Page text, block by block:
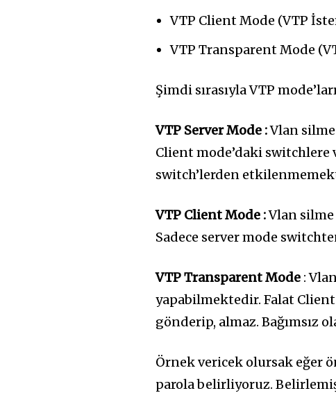
VTP Client Mode (VTP
VTP Transparent Mode
Şimdi sırasıyla VTP
VTP Server Mode :Vlan
Client mode’daki
switch’lerden
VTP Client Mode :Vlan
Sadece server mode
VTP Transparent Mode :
yapabilmektedir. Falat
gönderip, almaz. Bağımsız
Örnek vericek olursak eğer
parola belirliyoruz.